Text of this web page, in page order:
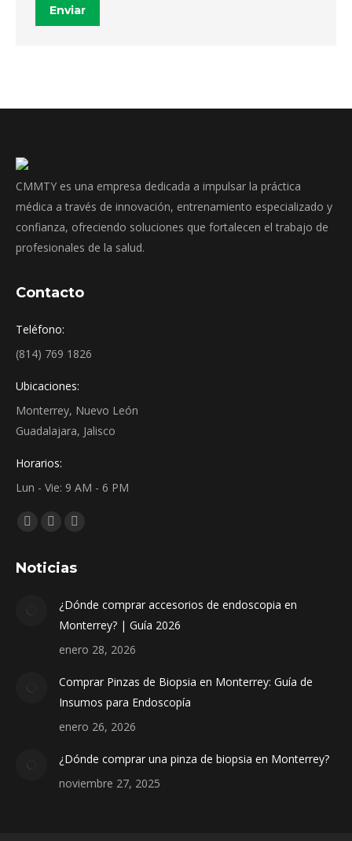
Enviar
CMMTY es una empresa dedicada a impulsar la práctica
médica a través de innovación, entrenamiento especializado y
confianza, ofreciendo soluciones que fortalecen el trabajo de
profesionales de la salud.
Contacto
Teléfono:
(814) 769 1826
Ubicaciones:
Monterrey, Nuevo León
Guadalajara, Jalisco
Horarios:
Lun - Vie: 9 AM - 6 PM
Encuéntranos en:
Facebook
opens
new
window
Instagram
opens
new
window
Whatsapp
opens
new
window
Noticias
¿Dónde comprar accesorios de endoscopia en
Monterrey? | Guía 2026
enero 28, 2026
Comprar Pinzas de Biopsia en Monterrey: Guía de
Insumos para Endoscopía
enero 26, 2026
¿Dónde comprar una pinza de biopsia en Monterrey?
noviembre 27, 2025